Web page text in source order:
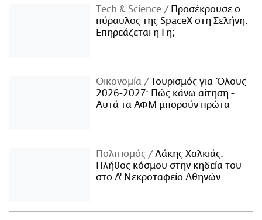
Τech & Science
Προσέκρουσε ο
πύραυλος της SpaceX στη Σελήνη:
Επηρεάζεται η Γη;
Οικονομία
Τουρισμός για Όλους
2026-2027: Πώς κάνω αίτηση -
Αυτά τα ΑΦΜ μπορούν πρώτα
Πολιτισμός
Λάκης Χαλκιάς:
Πλήθος κόσμου στην κηδεία του
στο Α' Νεκροταφείο Αθηνών